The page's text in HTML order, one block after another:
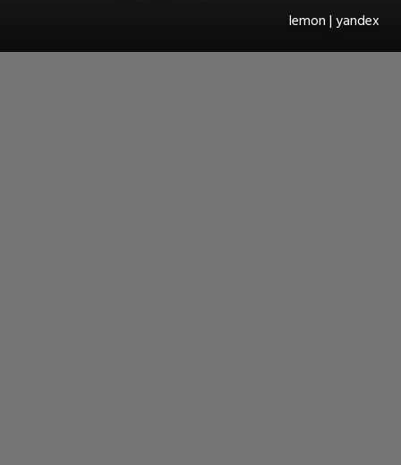
lemon | yandex